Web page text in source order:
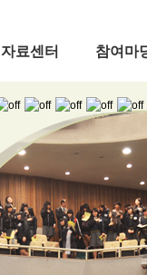
자료센터 참여마